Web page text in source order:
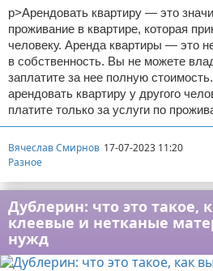
p>Арендовать квартиру — это
проживание в квартире, которая
человеку. Аренда квартиры — это
в собственность. Вы не можете
заплатите за нее полную
арендовать квартиру у другого
платите только за услуги по
Вячеслав Смирнов 17-07-2023 11:20
Разное
Дублерин: что это такое,
клеевые и нетканые
нужд